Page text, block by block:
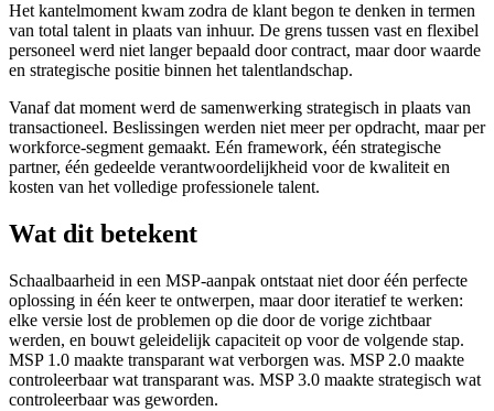
Het kantelmoment kwam zodra de klant begon te denken in termen
van total talent in plaats van inhuur. De grens tussen vast en flexibel
personeel werd niet langer bepaald door contract, maar door waarde
en strategische positie binnen het talentlandschap.
Vanaf dat moment werd de samenwerking strategisch in plaats van
transactioneel. Beslissingen werden niet meer per opdracht, maar per
workforce-segment gemaakt. Eén framework, één strategische
partner, één gedeelde verantwoordelijkheid voor de kwaliteit en
kosten van het volledige professionele talent.
Wat dit betekent
Schaalbaarheid in een MSP-aanpak ontstaat niet door één perfecte
oplossing in één keer te ontwerpen, maar door iteratief te werken:
elke versie lost de problemen op die door de vorige zichtbaar
werden, en bouwt geleidelijk capaciteit op voor de volgende stap.
MSP 1.0 maakte transparant wat verborgen was. MSP 2.0 maakte
controleerbaar wat transparant was. MSP 3.0 maakte strategisch wat
controleerbaar was geworden.